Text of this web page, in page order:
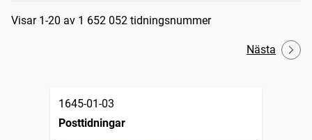
Sökresultat
Visar 1-20 av 1 652 052 tidningsnummer
Nästa
1645-01-03
Posttidningar